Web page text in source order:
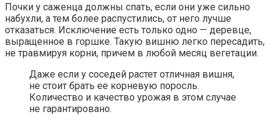
Почки у саженца должны спать, если они уже сильно
набухли, а тем более распустились, от него лучше
отказаться. Исключение есть только одно — деревце,
выращенное в горшке. Такую вишню легко пересадить,
не травмируя корни, причем в любой месяц вегетации.
Даже если у соседей растет отличная вишня,
не стоит брать ее корневую поросль.
Количество и качество урожая в этом случае
не гарантировано.